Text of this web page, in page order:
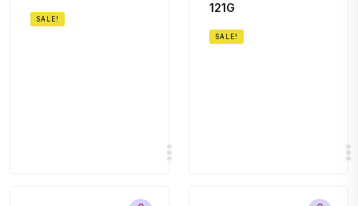
SALE!
121G
SALE!